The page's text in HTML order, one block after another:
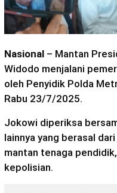
Nasional – Mantan
Widodo menjalani
oleh Penyidik Polda
Rabu 23/7/2025.
Jokowi diperiksa
lainnya yang berasal
mantan tenaga
kepolisian.